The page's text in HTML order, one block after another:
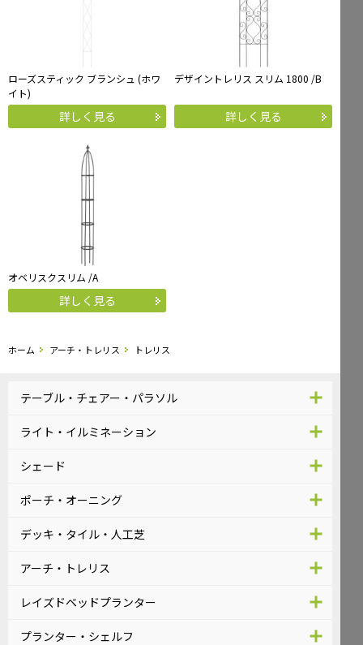
ローズスティック ブランシュ (ホワ
イト)
詳しく見る
デザイントレリス スリム 1800 /B
詳しく見る
オベリスクスリム /A
詳しく見る
ホーム アーチ・トレリス トレリス
テーブル・チェアー・パラソル
ライト・イルミネーション
シェード
ポーチ・オーニング
デッキ・タイル・人工芝
アーチ・トレリス
レイズドベッドプランター
プランター・シェルフ